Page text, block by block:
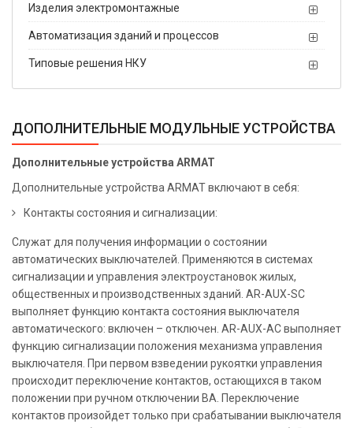
Изделия электромонтажные
Автоматизация зданий и процессов
Типовые решения НКУ
ДОПОЛНИТЕЛЬНЫЕ МОДУЛЬНЫЕ УСТРОЙСТВА
Дополнительные устройства ARMAT
Дополнительные устройства ARMAT включают в себя:
Контакты состояния и сигнализации:
Служат для получения информации о состоянии
автоматических выключателей. Применяются в системах
сигнализации и управления электроустановок жилых,
общественных и производственных зданий. AR-AUX-SC
выполняет функцию контакта состояния выключателя
автоматического: включен – отключен. AR-AUX-AC выполняет
функцию сигнализации положения механизма управления
выключателя. При первом взведении рукоятки управления
происходит переключение контактов, остающихся в таком
положении при ручном отключении ВА. Переключение
контактов произойдет только при срабатывании выключателя